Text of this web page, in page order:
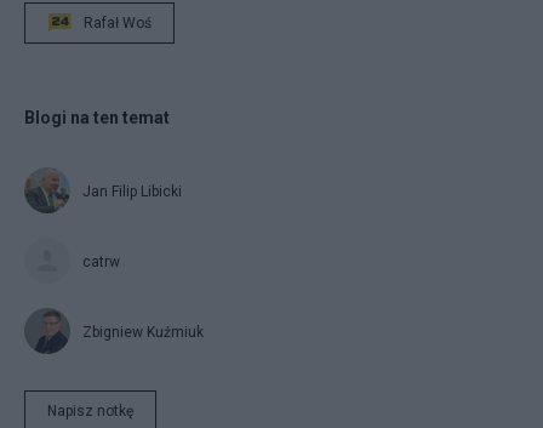
Rafał Woś
Blogi na ten temat
Jan Filip Libicki
catrw
Zbigniew Kuźmiuk
Napisz notkę